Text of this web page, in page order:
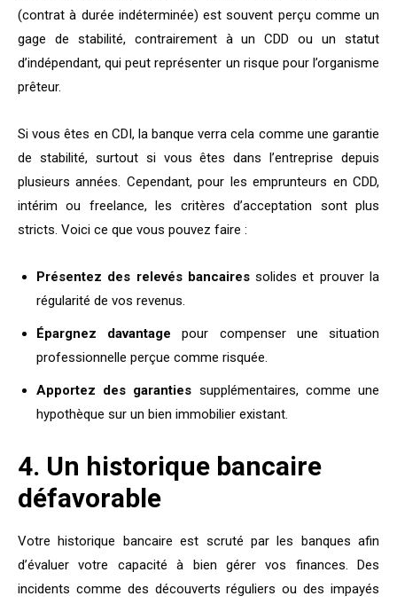
(contrat à durée indéterminée) est souvent perçu comme un
gage de stabilité, contrairement à un CDD ou un statut
d’indépendant, qui peut représenter un risque pour l’organisme
prêteur.
Si vous êtes en CDI, la banque verra cela comme une garantie
de stabilité, surtout si vous êtes dans l’entreprise depuis
plusieurs années. Cependant, pour les emprunteurs en CDD,
intérim ou freelance, les critères d’acceptation sont plus
stricts. Voici ce que vous pouvez faire :
Présentez des relevés bancairessolides et prouver la
régularité de vos revenus.
Épargnez davantage pour compenser une situation
professionnelle perçue comme risquée.
Apportez des garanties supplémentaires, comme une
hypothèque sur un bien immobilier existant.
4. Un historique bancaire
défavorable
Votre historique bancaire est scruté par les banques afin
d’évaluer votre capacité à bien gérer vos finances. Des
incidents comme des découverts réguliers ou des impayés